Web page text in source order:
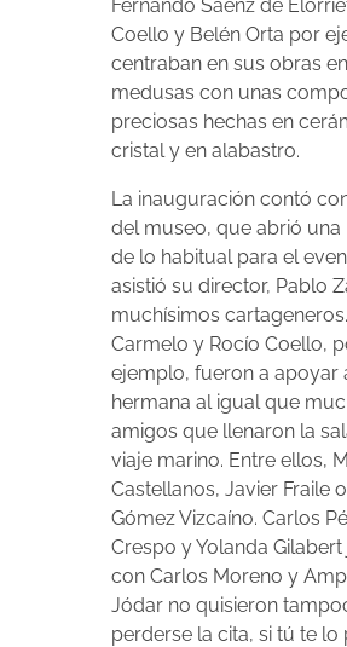
Fernando Sáenz de
Coello y Belén Orta por
centraban en sus obras
medusas con unas
preciosas hechas en
cristal y en alabastro.
La inauguración contó
del museo, que abrió una
de lo habitual para el
asistió su director, Pablo
muchísimos
Carmelo y Rocío Coello,
ejemplo, fueron a apoyar
hermana al igual que
amigos que llenaron la
viaje marino. Entre ellos,
Castellanos, Javier Fraile
Gómez Vizcaíno. Carlos
Crespo y Yolanda
con Carlos Moreno y
Jódar no quisieron
perderse la cita, si tú te lo